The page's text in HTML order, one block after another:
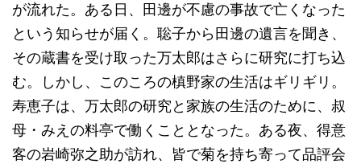
が流れた。ある日、田邊が不慮の事故で亡くなった
という知らせが届く。聡子から田邊の遺言を聞き、
その蔵書を受け取った万太郎はさらに研究に打ち込
む。しかし、このころの槙野家の生活はギリギリ。
寿恵子は、万太郎の研究と家族の生活のために、叔
母・みえの料亭で働くこととなった。ある夜、得意
客の岩崎弥之助が訪れ、皆で菊を持ち寄って品評会